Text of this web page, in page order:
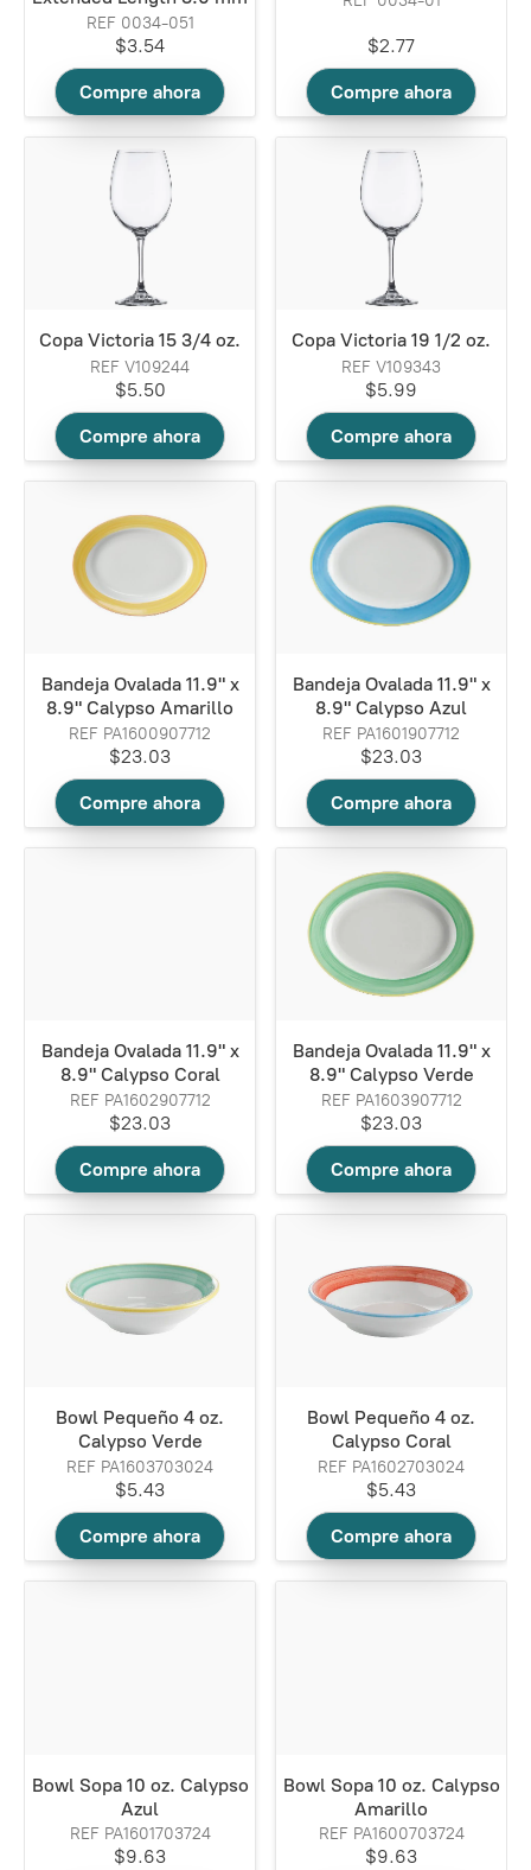
REF 0034-051
$3.54
Compre ahora
$2.77
Compre ahora
Copa Victoria 15 3/4 oz.
REF V109244
$5.50
Compre ahora
Copa Victoria 19 1/2 oz.
REF V109343
$5.99
Compre ahora
Bandeja Ovalada 11.9" x
8.9" Calypso Amarillo
REF PA1600907712
$23.03
Compre ahora
Bandeja Ovalada 11.9" x
8.9" Calypso Azul
REF PA1601907712
$23.03
Compre ahora
Bandeja Ovalada 11.9" x
8.9" Calypso Coral
REF PA1602907712
$23.03
Compre ahora
Bandeja Ovalada 11.9" x
8.9" Calypso Verde
REF PA1603907712
$23.03
Compre ahora
Bowl Pequeño 4 oz.
Calypso Verde
REF PA1603703024
$5.43
Compre ahora
Bowl Pequeño 4 oz.
Calypso Coral
REF PA1602703024
$5.43
Compre ahora
Bowl Sopa 10 oz. Calypso
Azul
REF PA1601703724
$9.63
Bowl Sopa 10 oz. Calypso
Amarillo
REF PA1600703724
$9.63